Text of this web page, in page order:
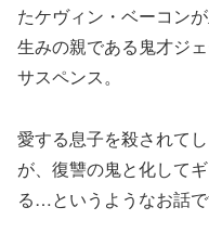
たケヴィン・ベーコン
生みの親である鬼才ジ
サスペンス。
愛する息子を殺されて
が、復讐の鬼と化して
る…というようなお話で